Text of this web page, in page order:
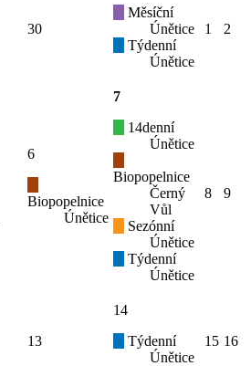
30
Měsíční
Únětice
Týdenní
Únětice
1 2
6
Biopopelnice
Únětice
7
14denní
Únětice
Biopopelnice
Černý
Vůl
Sezónní
Únětice
Týdenní
Únětice
8 9
13
14
Týdenní
Únětice
15 16